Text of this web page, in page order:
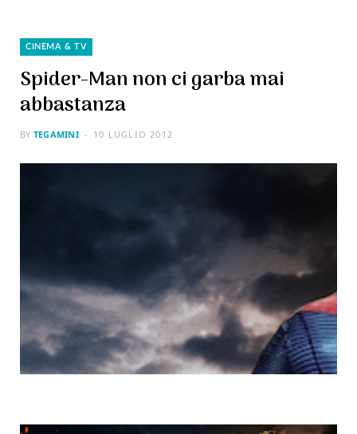
CINEMA & TV
Spider-Man non ci garba mai
abbastanza
BY TEGAMINI 10 LUGLIO 2012